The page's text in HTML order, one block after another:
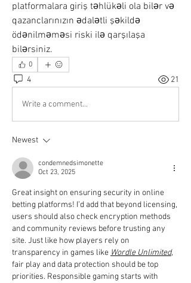
platformalara giriş təhlükəli ola bilər və
qazanclarınızın ədalətli şəkildə
ödənilməməsi riski ilə qarşılaşa
bilərsiniz.
0
4 21
Write a comment...
Newest
condemnedsimonette
Oct 23, 2025
Great insight on ensuring security in online
betting platforms! I’d add that beyond licensing,
users should also check encryption methods
and community reviews before trusting any
site. Just like how players rely on
transparency in games like Wordle Unlimited,
fair play and data protection should be top
priorities. Responsible gaming starts with